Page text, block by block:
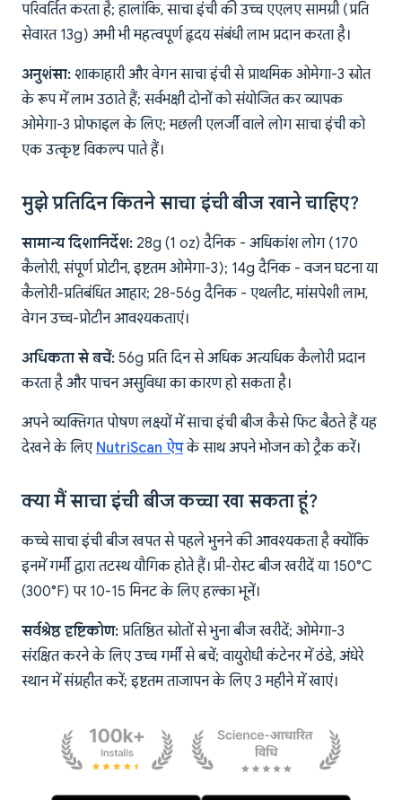
परिवर्तित करता है; हालांकि, साचा इंची की उच्च एएलए सामग्री (प्रति
सेवारत 13g) अभी भी महत्वपूर्ण हृदय संबंधी लाभ प्रदान करता है।
अनुशंसा: शाकाहारी और वेगन साचा इंची से प्राथमिक ओमेगा-3 स्रोत
के रूप में लाभ उठाते हैं; सर्वभक्षी दोनों को संयोजित कर व्यापक
ओमेगा-3 प्रोफाइल के लिए; मछली एलर्जी वाले लोग साचा इंची को
एक उत्कृष्ट विकल्प पाते हैं।
मुझे प्रतिदिन कितने साचा इंची बीज खाने चाहिए?
सामान्य दिशानिर्देश: 28g (1 oz) दैनिक - अधिकांश लोग (170
कैलोरी, संपूर्ण प्रोटीन, इष्टतम ओमेगा-3); 14g दैनिक - वजन घटना या
कैलोरी-प्रतिबंधित आहार; 28-56g दैनिक - एथलीट, मांसपेशी लाभ,
वेगन उच्च-प्रोटीन आवश्यकताएं।
अधिकता से बचें: 56g प्रति दिन से अधिक अत्यधिक कैलोरी प्रदान
करता है और पाचन असुविधा का कारण हो सकता है।
अपने व्यक्तिगत पोषण लक्ष्यों में साचा इंची बीज कैसे फिट बैठते हैं यह
देखने के लिए NutriScan ऐपके साथ अपने भोजन को ट्रैक करें।
क्या मैं साचा इंची बीज कच्चा खा सकता हूं?
कच्चे साचा इंची बीज खपत से पहले भुनने की आवश्यकता है क्योंकि
इनमें गर्मी द्वारा तटस्थ यौगिक होते हैं। प्री-रोस्ट बीज खरीदें या 150°C
(300°F) पर 10-15 मिनट के लिए हल्का भूनें।
सर्वश्रेष्ठ दृष्टिकोण: प्रतिष्ठित स्रोतों से भुना बीज खरीदें; ओमेगा-3
संरक्षित करने के लिए उच्च गर्मी से बचें; वायुरोधी कंटेनर में ठंडे, अंधेरे
स्थान में संग्रहीत करें; इष्टतम ताजापन के लिए 3 महीने में खाएं।